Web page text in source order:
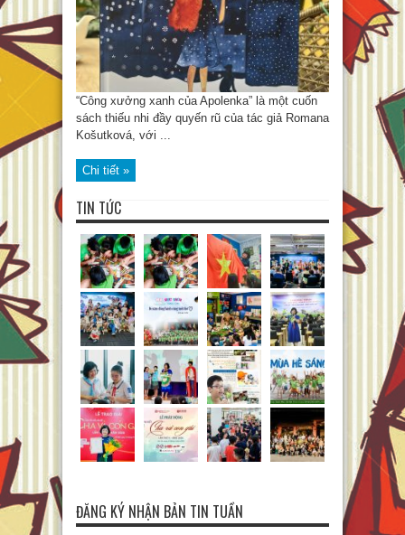
“Công xưởng xanh của Apolenka” là một cuốn
sách thiếu nhi đầy quyến rũ của tác giả Romana
Košutková, với ...
Chi tiết »
TIN TỨC
ĐĂNG KÝ NHẬN BẢN TIN TUẦN